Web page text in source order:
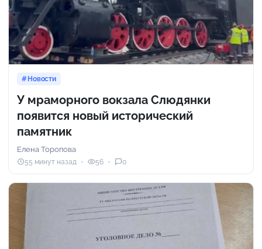
Новости
У мраморного вокзала Слюдянки
появится новый исторический
памятник
Елена Торопова
55 минут назад 56 0